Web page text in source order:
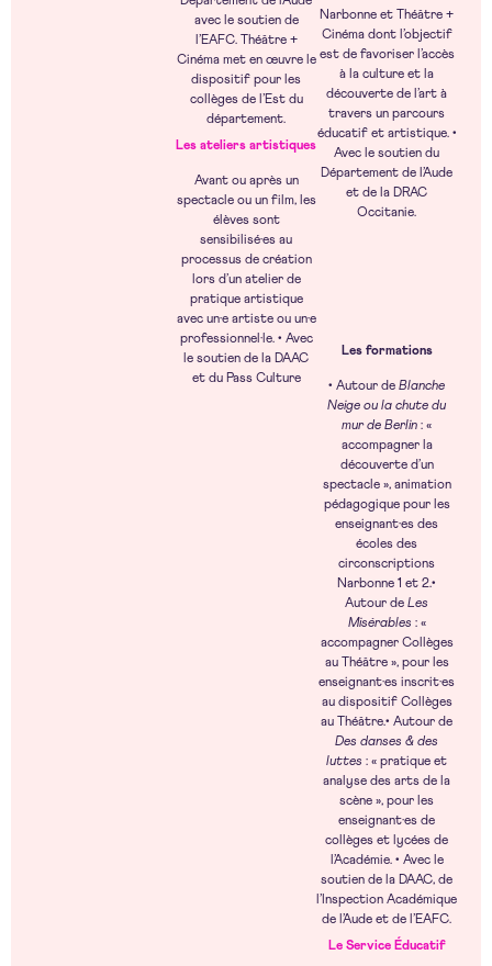
avec le soutien de
l’EAFC. Théâtre +
Cinéma met en œuvre le
dispositif pour les
collèges de l’Est du
département.
Les ateliers artistiques
Avant ou après un
spectacle ou un film, les
élèves sont
sensibilisé·es au
processus de création
lors d’un atelier de
pratique artistique
avec un·e artiste ou un·e
professionnel·le. • Avec
le soutien de la DAAC
et du Pass Culture
Narbonne et Théâtre +
Cinéma dont l’objectif
est de favoriser l’accès
à la culture et la
découverte de l’art à
travers un parcours
éducatif et artistique. •
Avec le soutien du
Département de l’Aude
et de la DRAC
Occitanie.
Les formations
• Autour deBlanche
Neige ou la chute du
mur de Berlin : «
accompagner la
découverte d’un
spectacle », animation
pédagogique pour les
enseignant·es des
écoles des
circonscriptions
Narbonne 1 et 2.•
Autour deLes
Misérables : «
accompagner Collèges
au Théâtre », pour les
enseignant·es inscrit·es
au dispositif Collèges
au Théâtre.• Autour de
Des danses & des
luttes: « pratique et
analyse des arts de la
scène », pour les
enseignant·es de
collèges et lycées de
l’Académie. • Avec le
soutien de la DAAC, de
l’Inspection Académique
de l’Aude et de l’EAFC.
Le Service Éducatif